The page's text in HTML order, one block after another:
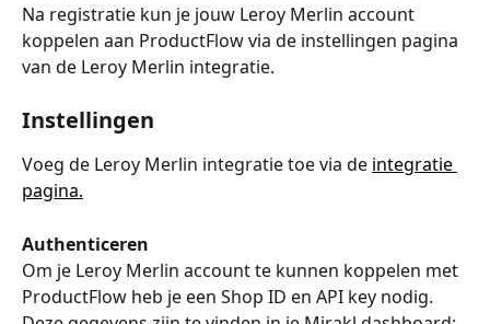
Na registratie kun je jouw Leroy Merlin account
koppelen aan ProductFlow via de instellingen pagina
van de Leroy Merlin integratie.
Instellingen
Voeg de Leroy Merlin integratie toe via de integratie
pagina.
Authenticeren
Om je Leroy Merlin account te kunnen koppelen met
ProductFlow heb je een Shop ID en API key nodig.